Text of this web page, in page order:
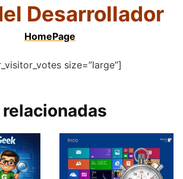
Desarrollador
HomePage
size=”large”]